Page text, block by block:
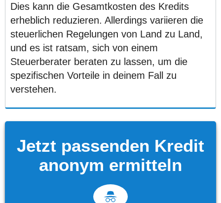
Dies kann die Gesamtkosten des Kredits
erheblich reduzieren. Allerdings variieren die
steuerlichen Regelungen von Land zu Land,
und es ist ratsam, sich von einem
Steuerberater beraten zu lassen, um die
spezifischen Vorteile in deinem Fall zu
verstehen.
Jetzt passenden Kredit
anonym ermitteln